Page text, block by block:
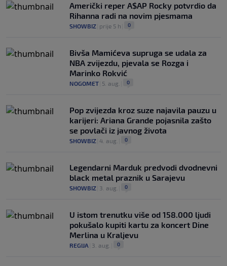
Američki reper A$AP Rocky potvrdio da
Rihanna radi na novim pjesmama
SHOWBIZ prije 5 h 0
Bivša Mamićeva supruga se udala za
NBA zvijezdu, pjevala se Rozga i
Marinko Rokvić
NOGOMET 5. aug. 0
Pop zvijezda kroz suze najavila pauzu u
karijeri: Ariana Grande pojasnila zašto
se povlači iz javnog života
SHOWBIZ 4. aug. 0
Legendarni Marduk predvodi dvodnevni
black metal praznik u Sarajevu
SHOWBIZ 3. aug. 0
U istom trenutku više od 158.000 ljudi
pokušalo kupiti kartu za koncert Dine
Merlina u Kraljevu
REGIJA 3. aug. 0